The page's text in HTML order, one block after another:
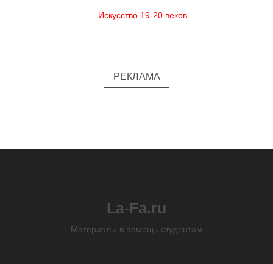
Искусство 19-20 веков
РЕКЛАМА
La-Fa.ru
Материалы в помощь студентам